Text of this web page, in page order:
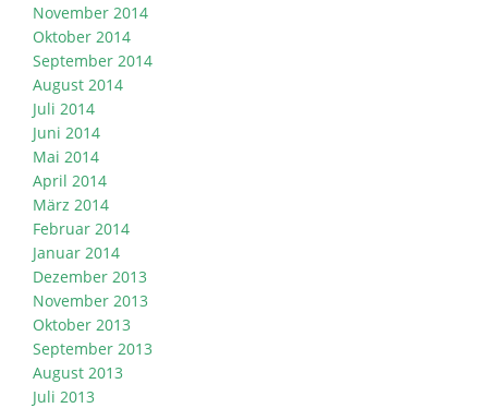
November 2014
Oktober 2014
September 2014
August 2014
Juli 2014
Juni 2014
Mai 2014
April 2014
März 2014
Februar 2014
Januar 2014
Dezember 2013
November 2013
Oktober 2013
September 2013
August 2013
Juli 2013